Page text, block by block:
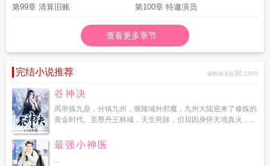
第99章 清算旧账 第100章 特邀演员
查看更多章节...
完结小说推荐 www.kw36.com
谷神决
禹帝炼九鼎，分镇九州，驱除域外邪魔，九州大陆迎来了修炼的
黄金时代。至尊丹王林城，天生死脉，但却因身怀天地真火，...
最强小神医
...